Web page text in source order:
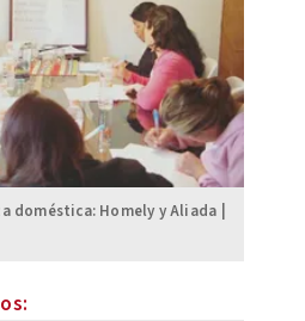
doméstica: Homely y Aliada |